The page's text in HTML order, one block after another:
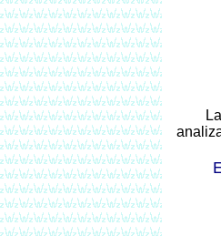
Lamentablemente habilitar ésta opción desactiva la aceleración por hardware del switch en gran parte de los equipos, dado que debe